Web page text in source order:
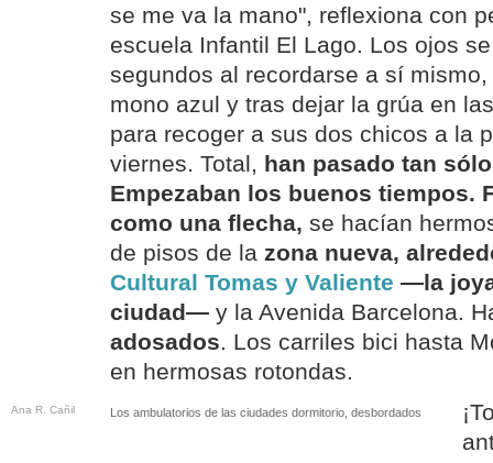
se me va la mano", reflexiona con
escuela Infantil El Lago. Los ojos
segundos al recordarse a sí
mono azul y tras dejar la grúa en
para recoger a sus dos chicos a la
viernes. Total, han pasado tan
Empezaban los buenos tiempos.
como una flecha, se hacían
de pisos de la zona nueva,
Cultural Tomas y Valiente —la
ciudad— y la Avenida Barcelona.
adosados. Los carriles bici hasta
en hermosas rotondas.
Ana R. Cañil Los ambulatorios de las ciudades dormitorio, desbordados